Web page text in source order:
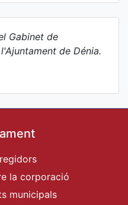
Gabinet de
de Dénia.
la corporació
municipals